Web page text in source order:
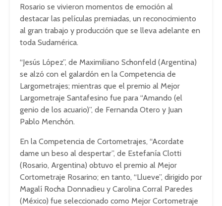
Rosario se vivieron momentos de emoción al
destacar las películas premiadas, un reconocimiento
al gran trabajo y producción que se lleva adelante en
toda Sudamérica.
“Jesús López”, de Maximiliano Schonfeld (Argentina)
se alzó con el galardón en la Competencia de
Largometrajes; mientras que el premio al Mejor
Largometraje Santafesino fue para “Amando (el
genio de los acuario)”, de Fernanda Otero y Juan
Pablo Menchón.
En la Competencia de Cortometrajes, “Acordate
dame un beso al despertar”, de Estefanía Clotti
(Rosario, Argentina) obtuvo el premio al Mejor
Cortometraje Rosarino; en tanto, “Llueve”, dirigido por
Magalí Rocha Donnadieu y Carolina Corral Paredes
(México) fue seleccionado como Mejor Cortometraje